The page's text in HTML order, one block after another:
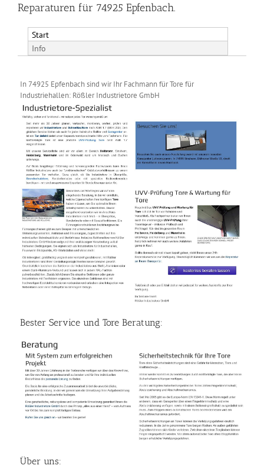
Reparaturen für 74925 Epfenbach.
Start
Info
In 74925 Epfenbach sind wir Ihr Fachmann für Tore für
Industriehallen: Rößler Industrietore GmbH
Bester Service und Tore Beratung:
Über uns: